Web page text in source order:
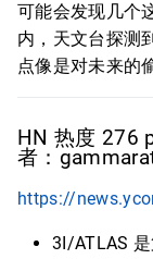
可能会发现几个
内，天文台探测
点像是对未来的
HN 热度 276
者：
https://
3I/ATLAS